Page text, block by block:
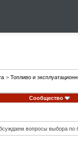
> Топливо и
Сообщество
вопросы выбора по